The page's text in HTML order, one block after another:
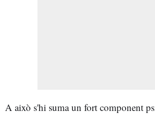
A això s'hi suma un fort component